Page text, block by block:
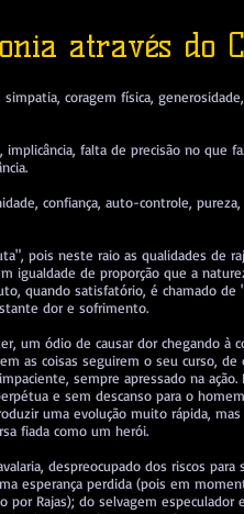
através do
coragem física,
falta de precisão no que
confiança, auto-controle,
pois neste raio as qualidades de
igualdade de proporção que a
quando satisfatório, é chamado de
dor e sofrimento.
um ódio de causar dor chegando à
as coisas seguirem o seu curso, de
sempre apressado na
e sem descanso para o
uma evolução muito rápida,
fiada como um herói.
despreocupado dos riscos
esperança perdida (pois em
Rajas); do selvagem especulador